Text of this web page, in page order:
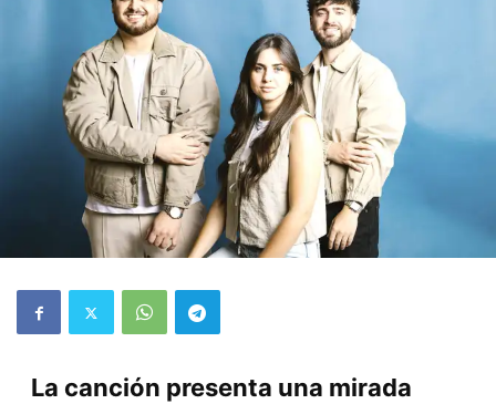
La canción presenta una mirada